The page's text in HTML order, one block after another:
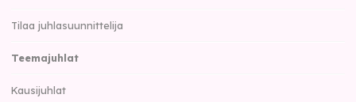
Tilaa juhlasuunnittelija
Teemajuhlat
Kausijuhlat